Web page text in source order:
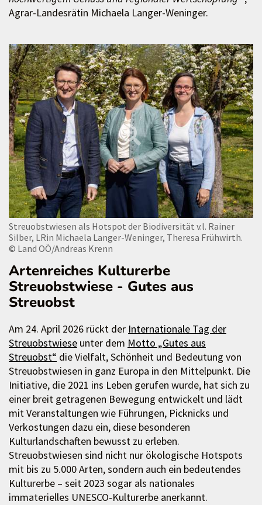
Agrar-Landesrätin Michaela Langer-Weninger.
Streuobstwiesen als Hotspot der Biodiversität v.l. Rainer
Silber, LRin Michaela Langer-Weninger, Theresa Frühwirth.
© Land OÖ/Andreas Krenn
Artenreiches Kulturerbe
Streuobstwiese - Gutes aus
Streuobst
Am 24. April 2026 rückt der Internationale Tag der
Streuobstwiese unter dem Motto „Gutes aus
Streuobst“ die Vielfalt, Schönheit und Bedeutung von
Streuobstwiesen in ganz Europa in den Mittelpunkt. Die
Initiative, die 2021 ins Leben gerufen wurde, hat sich zu
einer breit getragenen Bewegung entwickelt und lädt
mit Veranstaltungen wie Führungen, Picknicks und
Verkostungen dazu ein, diese besonderen
Kulturlandschaften bewusst zu erleben.
Streuobstwiesen sind nicht nur ökologische Hotspots
mit bis zu 5.000 Arten, sondern auch ein bedeutendes
Kulturerbe – seit 2023 sogar als nationales
immaterielles UNESCO-Kulturerbe anerkannt.